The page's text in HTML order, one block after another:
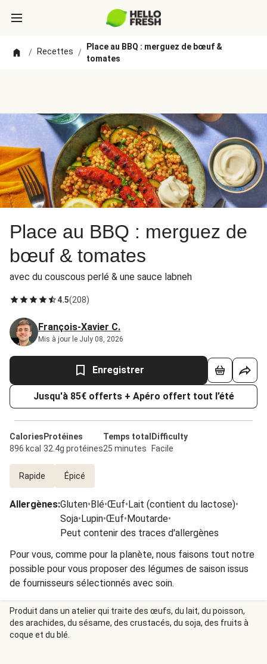
/ Recettes /
Place au BBQ : merguez de bœuf &
tomates
Place au BBQ : merguez de
bœuf & tomates
avec du couscous perlé & une sauce labneh
4.5(208)
François-Xavier C.
Mis à jour le July 08, 2026
Enregistrer
Jusqu'à 85€ offerts + Apéro offert tout l’été
Calories
896 kcal
Protéines
32.4g protéines
Temps total
25 minutes
Difficulty
Facile
Rapide Épicé
Allergènes:Gluten•Blé•Œuf•Lait (contient du lactose)•
Soja•Lupin•Œuf•Moutarde•
Peut contenir des traces d'allergènes
Pour vous, comme pour la planète, nous faisons tout notre
possible pour vous proposer des légumes de saison issus
de fournisseurs sélectionnés avec soin.
Produit dans un atelier qui traite des œufs, du lait, du poisson,
des arachides, du sésame, des crustacés, du soja, des fruits à
coque et du blé.